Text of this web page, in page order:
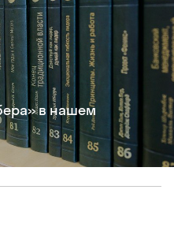
в нашем